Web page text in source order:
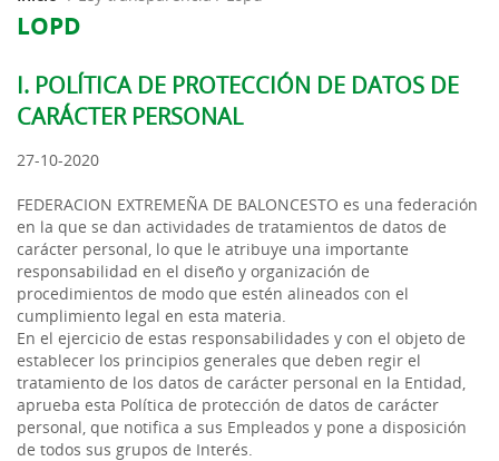
LOPD
I. POLÍTICA DE PROTECCIÓN DE DATOS DE
CARÁCTER PERSONAL
27-10-2020
FEDERACION EXTREMEÑA DE BALONCESTO es una federación
en la que se dan actividades de tratamientos de datos de
carácter personal, lo que le atribuye una importante
responsabilidad en el diseño y organización de
procedimientos de modo que estén alineados con el
cumplimiento legal en esta materia.
En el ejercicio de estas responsabilidades y con el objeto de
establecer los principios generales que deben regir el
tratamiento de los datos de carácter personal en la Entidad,
aprueba esta Política de protección de datos de carácter
personal, que notifica a sus Empleados y pone a disposición
de todos sus grupos de Interés.